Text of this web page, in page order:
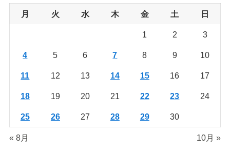
月 火 水 木 金 土 日
1 2 3
4 5 6 7 8 9 10
11 12 13 14 15 16 17
18 19 20 21 22 23 24
25 26 27 28 29 30
« 8月 10月 »